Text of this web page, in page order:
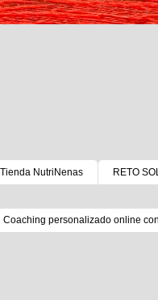
Tienda NutriNenas RETO
Coaching personalizado online